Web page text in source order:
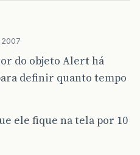
do objeto Alert há
definir quanto tempo
ele fique na tela por 10